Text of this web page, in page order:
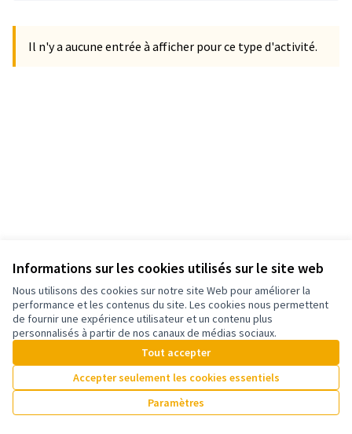
Informations sur les cookies utilisés sur le site web
Nous utilisons des cookies sur notre site Web pour améliorer la
performance et les contenus du site. Les cookies nous permettent
de fournir une expérience utilisateur et un contenu plus
personnalisés à partir de nos canaux de médias sociaux.
Tout accepter
Accepter seulement les cookies essentiels
Paramètres
Il n'y a aucune entrée à afficher pour ce type d'activité.
Conditions d'utilisation
Paramètres des cookies
Plateforme participative de la Ville de Bègles sur X
(Lien externe)
Plateforme participative de la Ville de Bègles sur Facebook
Plateforme participative de la Ville de Bègles sur YouTube
Site réalisé grâce aulogiciel libre Decidim .
Licence
(Lien